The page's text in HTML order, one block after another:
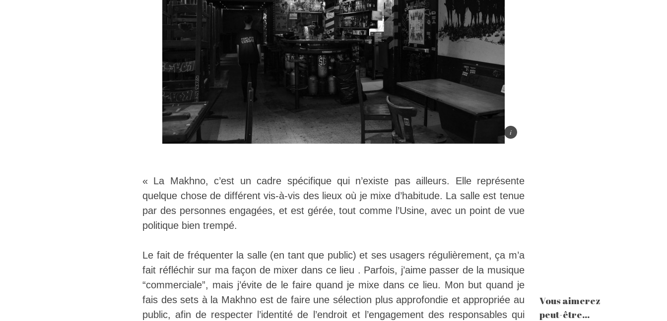
« La Makhno, c’est un cadre spécifique qui n’existe pas ailleurs. Elle représente
quelque chose de différent vis-à-vis des lieux où je mixe d’habitude. La salle est tenue
par des personnes engagées, et est gérée, tout comme l’Usine, avec un point de vue
politique bien trempé.
Le fait de fréquenter la salle (en tant que public) et ses usagers régulièrement, ça m’a
fait réfléchir sur ma façon de mixer dans ce lieu . Parfois, j’aime passer de la musique
“commerciale”, mais j’évite de le faire quand je mixe dans ce lieu. Mon but quand je
fais des sets à la Makhno est de faire une sélection plus approfondie et appropriée au
public, afin de respecter l’identité de l’endroit et l’engagement des responsables qui
Vous aimerez
peut-être...